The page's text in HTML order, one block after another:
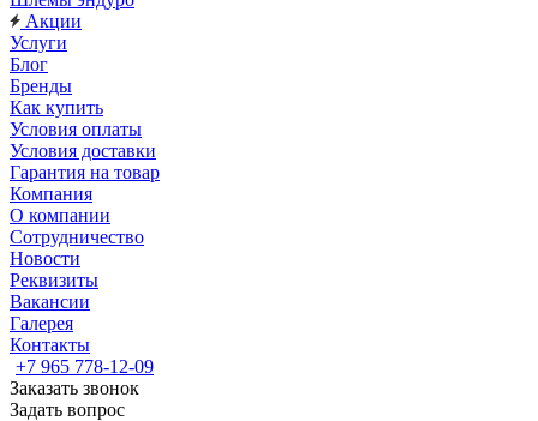
Акции
Услуги
Блог
Бренды
Как купить
Условия оплаты
Условия доставки
Гарантия на товар
Компания
О компании
Сотрудничество
Новости
Реквизиты
Вакансии
Галерея
Контакты
+7 965 778-12-09
Заказать звонок
Задать вопрос